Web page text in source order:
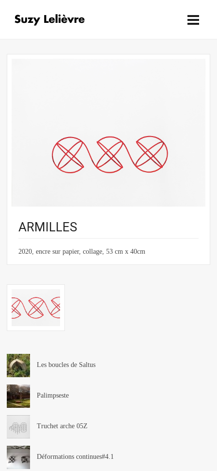
ARMILLES
2020, encre sur papier, collage, 53 cm x 40cm
Les boucles de Saltus
Palimpseste
Truchet arche 05Z
Déformations continues#4.1